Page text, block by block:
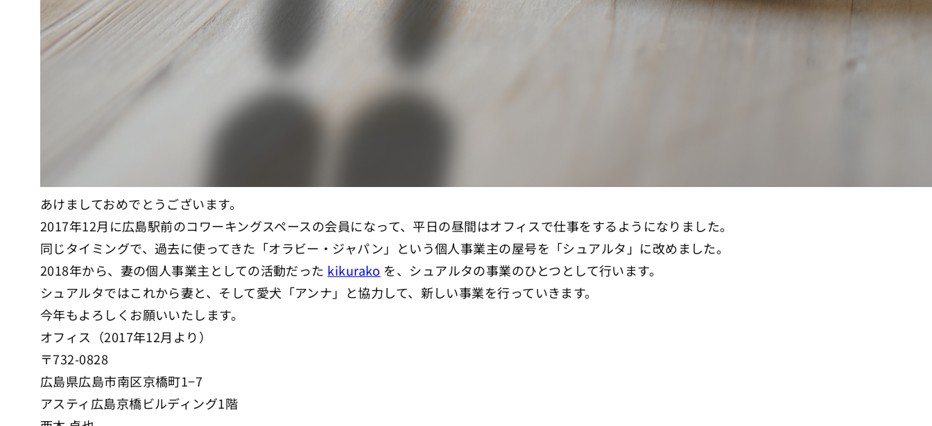
あけましておめでとうございます。
2017年12月に広島駅前のコワーキングスペースの会員になって、平日の昼間はオフィスで仕事をするようになりました。
同じタイミングで、過去に使ってきた「オラビー・ジャパン」という個人事業主の屋号を「シュアルタ」に改めました。
2018年から、妻の個人事業主としての活動だった kikurako を、シュアルタの事業のひとつとして行います。
シュアルタではこれから妻と、そして愛犬「アンナ」と協力して、新しい事業を行っていきます。
今年もよろしくお願いいたします。
オフィス（2017年12月より）
〒732-0828
広島県広島市南区京橋町1−7
アスティ広島京橋ビルディング1階